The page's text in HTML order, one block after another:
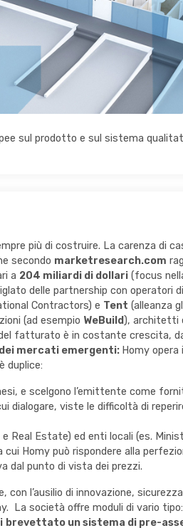
sul prodotto e sul sistema
più di costruire. La carenza di
secondo marketresearch.com
a 204 miliardi di dollari (focus
delle partnership con operatori
Contractors) e Tent (alleanza
(ad esempio WeBuild), architetti
fatturato è in costante crescita,
mercati emergenti: Homy
duplice:
e scelgono l’emittente come
viste le difficoltà di
Estate) ed enti locali (es.
Homy può rispondere alla
dal punto di vista dei prezzi.
l’ausilio di innovazione,
La società offre moduli di vario
brevettato un sistema di pre-